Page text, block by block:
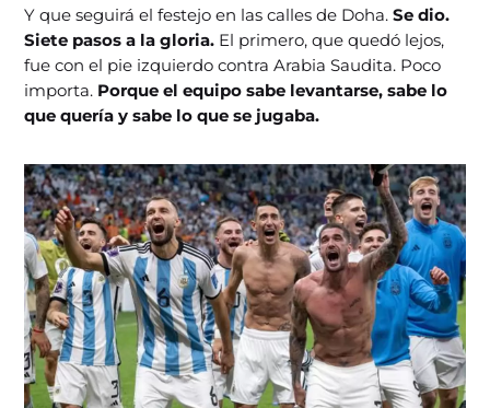
Y que seguirá el festejo en las calles de Doha.Se dio.
Siete pasos a la gloria. El primero, que quedó lejos,
fue con el pie izquierdo contra Arabia Saudita. Poco
importa. Porque el equipo sabe levantarse, sabe lo
que quería y sabe lo que se jugaba.